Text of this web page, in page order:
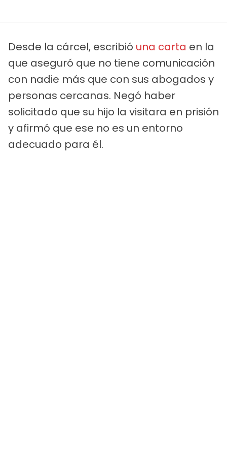
Desde la cárcel, escribió una carta en la
que aseguró que no tiene comunicación
con nadie más que con sus abogados y
personas cercanas. Negó haber
solicitado que su hijo la visitara en prisión
y afirmó que ese no es un entorno
adecuado para él.